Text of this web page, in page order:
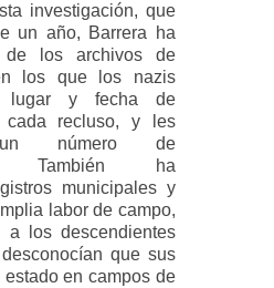
investigación, que
un año, Barrera ha
de los archivos de
los que los nazis
lugar y fecha de
cada recluso, y les
un número de
También ha
municipales y
labor de campo,
a los descendientes
que sus
en campos de